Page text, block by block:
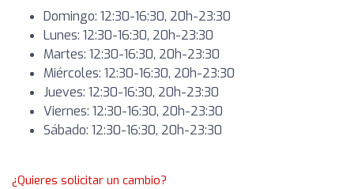
Domingo: 12:30-16:30, 20h-23:30
Lunes: 12:30-16:30, 20h-23:30
Martes: 12:30-16:30, 20h-23:30
Miércoles: 12:30-16:30, 20h-23:30
Jueves: 12:30-16:30, 20h-23:30
Viernes: 12:30-16:30, 20h-23:30
Sábado: 12:30-16:30, 20h-23:30
¿Quieres solicitar un cambio?